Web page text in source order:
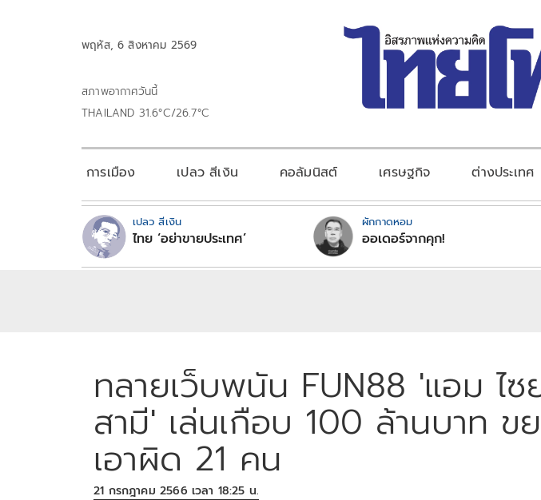
พฤหัส, 6 สิงหาคม 2569
สภาพอากาศวันนี้
THAILAND 31.6°C/26.7°C
การเมือง เปลว สีเงิน คอลัมนิสต์ เศรษฐกิจ ต่างประเทศ
เปลว สีเงิน
ไทย ‘อย่าขายประเทศ’
ผักกาดหอม
ออเดอร์จากคุก!
ทลายเว็บพนัน FUN88 'แอม ไซ
สามี' เล่นเกือบ 100 ล้านบาท ข
เอาผิด 21 คน
21 กรกฎาคม 2566 เวลา 18:25 น.